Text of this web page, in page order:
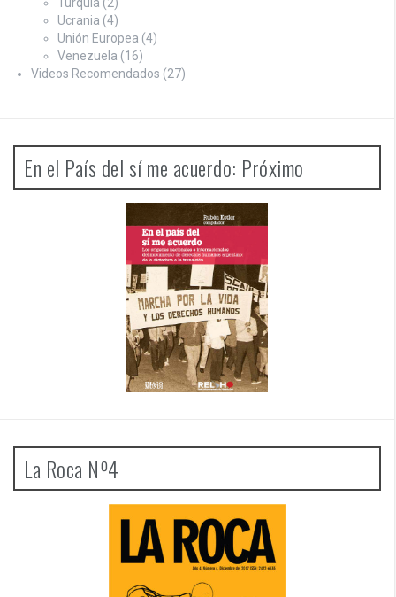
Ucrania (4)
Unión Europea (4)
Venezuela (16)
Videos Recomendados (27)
En el País del sí me acuerdo: Próximo
La Roca Nº4